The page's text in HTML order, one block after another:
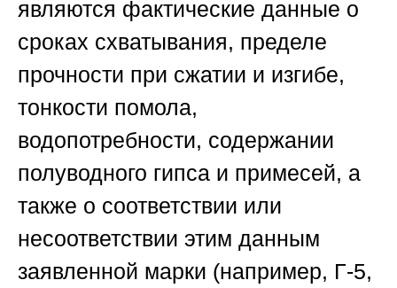
являются фактические данные о
сроках схватывания, пределе
прочности при сжатии и изгибе,
тонкости помола,
водопотребности, содержании
полуводного гипса и примесей, а
также о соответствии или
несоответствии этим данным
заявленной марки (например, Г-5,